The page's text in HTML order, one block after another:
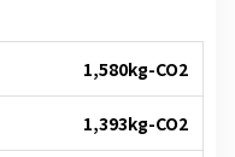
1,580kg-CO2
1,393kg-CO2